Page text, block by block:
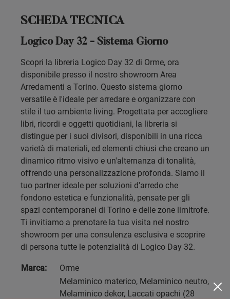
SCHEDA TECNICA
Logico Day 32 - Sistema Giorno
Scopri la libreria Logico Day 32 di Orme, ora
disponibile presso il nostro showroom Area
Arredamenti a Torino. Questo sistema giorno
versatile è l'ideale per arredare e organizzare con
stile il tuo ambiente living. Progettata per accogliere
libri, ricordi e oggetti quotidiani, la libreria si
distingue per i suoi divisori, disponibili in una ricca
varietà di materiali, ed elementi chiusi che creano un
dinamico ritmo visivo e un'alternanza di tonalità,
offrendo una personalizzazione profonda. Siamo il
tuo partner ideale per soluzioni d'arredo che
fondono estetica e funzionalità, pensate per gli
spazi contemporanei di Torino e delle zone limitrofe.
Ti invitiamo a prenotare la tua visita nel nostro
showroom per una consulenza esclusiva e scoprire
di persona tutte le potenzialità di Logico Day 32.
Marca: Orme
Melaminico materico, Melaminico neutro,
Melaminico dekor, Laccati opachi (28